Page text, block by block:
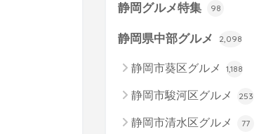
静岡グルメ特集 98
静岡県中部グルメ 2,098
静岡市葵区グルメ 1,188
静岡市駿河区グルメ 253
静岡市清水区グルメ 77